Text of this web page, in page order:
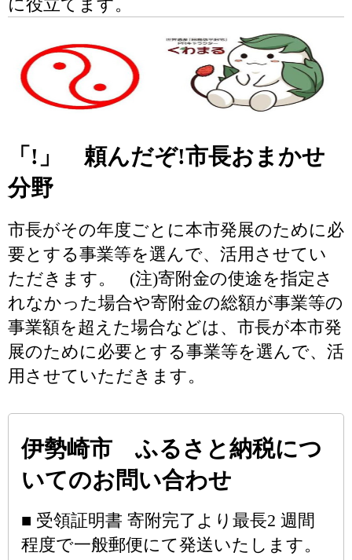
に役立てます。
「!」 頼んだぞ!市長おまかせ
分野
市長がその年度ごとに本市発展のために必
要とする事業等を選んで、活用させてい
ただきます。 (注)寄附金の使途を指定さ
れなかった場合や寄附金の総額が事業等の
事業額を超えた場合などは、市長が本市発
展のために必要とする事業等を選んで、活
用させていただきます。
伊勢崎市 ふるさと納税につ
いてのお問い合わせ
■ 受領証明書 寄附完了より最長2 週間
程度で一般郵便にて発送いたします。